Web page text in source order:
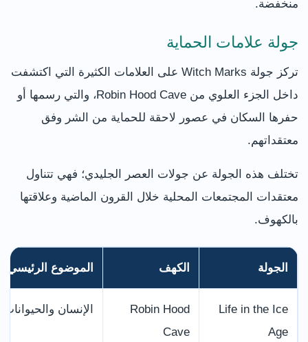
منخفضة.
جولة علامات الحماية
تركز جولة Witch Marks على العلامات الكثيرة التي اكتشفت
داخل الجزء العلوي من Robin Hood Cave، والتي رسمها أو
حفرها السكان في عصور لاحقة للحماية من الشر وفق
معتقداتهم.
تختلف هذه الجولة عن جولات العصر الجليدي؛ فهي تتناول
معتقدات المجتمعات المحلية خلال القرون الماضية وعلاقتها
بالكهوف.
الجولة الكهف الموضوع الرئيسي
Life in the Ice
Age
Robin Hood
Cave
الإنسان